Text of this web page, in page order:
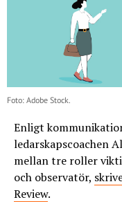
Foto: Adobe Stock.
Enligt
ledarskapscoachen
mellan tre roller
och observatör,
Review.